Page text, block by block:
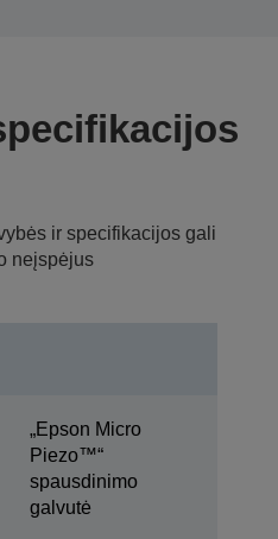
ir specifikacijos gali
neįspėjus
„Epson Micro
Piezo™“
spausdinimo
galvutė